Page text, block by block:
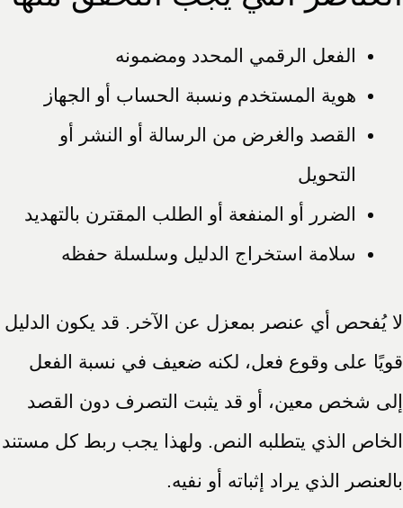
الفعل الرقمي المحدد ومضمونه
هوية المستخدم ونسبة الحساب أو الجهاز
القصد والغرض من الرسالة أو النشر أو
التحويل
الضرر أو المنفعة أو الطلب المقترن بالتهديد
سلامة استخراج الدليل وسلسلة حفظه
لا يُفحص أي عنصر بمعزل عن الآخر. قد يكون الدليل
قويًا على وقوع فعل، لكنه ضعيف في نسبة الفعل
إلى شخص معين، أو قد يثبت التصرف دون القصد
الخاص الذي يتطلبه النص. ولهذا يجب ربط كل مستند
بالعنصر الذي يراد إثباته أو نفيه.